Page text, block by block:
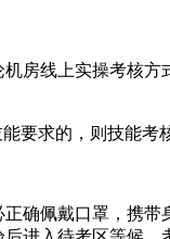
房线上实操考核
要求的，则技能考
确佩戴口罩，携